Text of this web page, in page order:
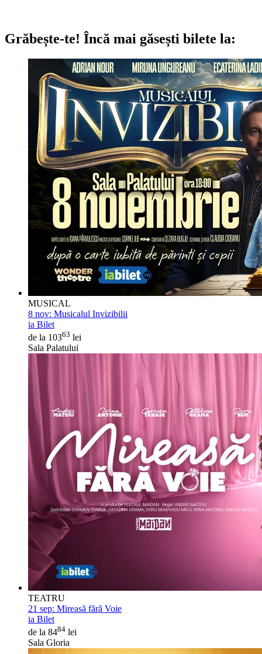
Grăbește-te! Încă mai găsești bilete la:
MUSICAL
8 nov: Musicalul Invizibilii
ia Bilet
de la 10363 lei
Sala Palatului
TEATRU
21 sep: Mireasă fără Voie
ia Bilet
de la 8484 lei
Sala Gloria